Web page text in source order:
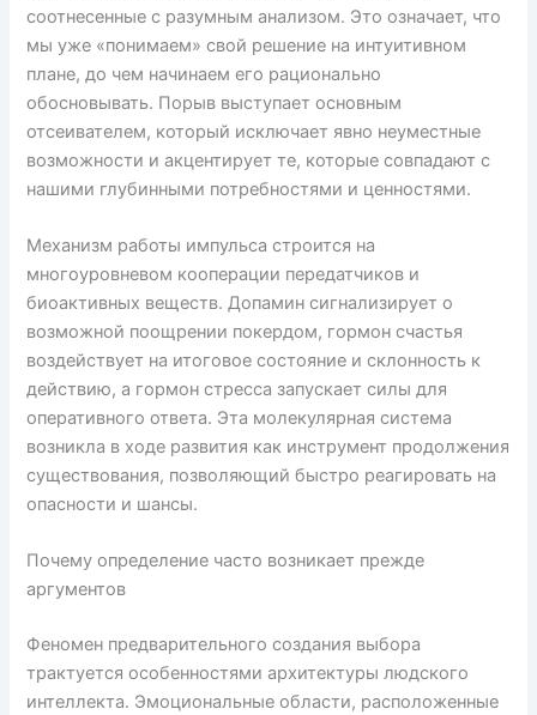
соотнесенные с разумным анализом. Это означает, что
мы уже «понимаем» свой решение на интуитивном
плане, до чем начинаем его рационально
обосновывать. Порыв выступает основным
отсеивателем, который исключает явно неуместные
возможности и акцентирует те, которые совпадают с
нашими глубинными потребностями и ценностями.
Механизм работы импульса строится на
многоуровневом кооперации передатчиков и
биоактивных веществ. Допамин сигнализирует о
возможной поощрении покердом, гормон счастья
воздействует на итоговое состояние и склонность к
действию, а гормон стресса запускает силы для
оперативного ответа. Эта молекулярная система
возникла в ходе развития как инструмент продолжения
существования, позволяющий быстро реагировать на
опасности и шансы.
Почему определение часто возникает прежде
аргументов
Феномен предварительного создания выбора
трактуется особенностями архитектуры людского
интеллекта. Эмоциональные области, расположенные